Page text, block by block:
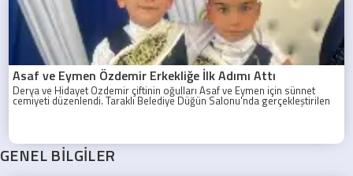
Asaf ve Eymen Özdemir Erkekliğe İlk Adımı Attı
Derya ve Hidayet Özdemir çiftinin oğulları Asaf ve Eymen için sünnet
cemiyeti düzenlendi. Taraklı Belediye Düğün Salonu'nda gerçekleştirilen
programa aile yakınları, akrabalar ve davetliler yoğun ilgi gösterdi.
GENEL BİLGİLER